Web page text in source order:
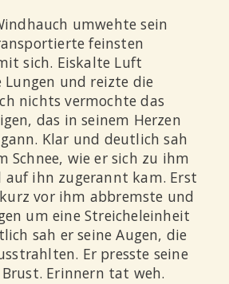
umwehte sein
feinsten
sich. Eiskalte Luft
Lungen und reizte die
nichts vermochte das
das in seinem Herzen
Klar und deutlich sah
Schnee, wie er sich zu ihm
ihn zugerannt kam. Erst
vor ihm abbremste und
um eine Streicheleinheit
sah er seine Augen, die
Er presste seine
Erinnern tat weh.